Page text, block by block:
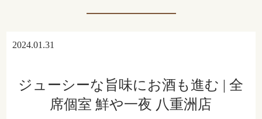
2024.01.31
ジューシーな旨味にお酒も進む | 全
席個室 鮮や一夜 八重洲店